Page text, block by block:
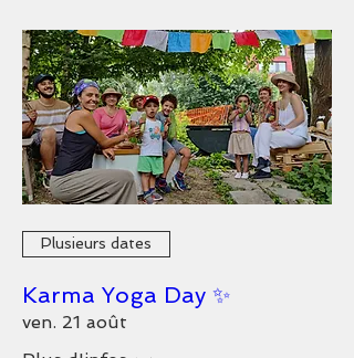
Plusieurs dates
Karma Yoga Day ✨
ven. 21 août